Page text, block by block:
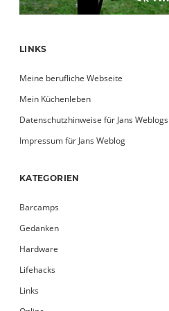
LINKS
Meine berufliche Webseite
Mein Küchenleben
Datenschutzhinweise für Jans Weblogs
Impressum für Jans Weblog
KATEGORIEN
Barcamps
Gedanken
Hardware
Lifehacks
Links